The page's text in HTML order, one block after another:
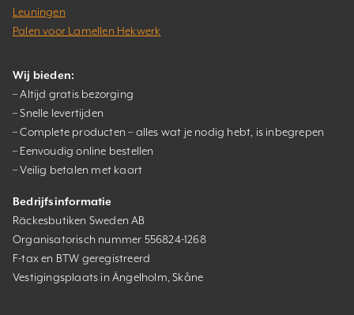
Leuningen
Palen voor Lamellen Hekwerk
Wij bieden:
– Altijd gratis bezorging
– Snelle levertijden
– Complete producten – alles wat je nodig hebt, is inbegrepen
– Eenvoudig online bestellen
– Veilig betalen met kaart
Bedrijfsinformatie
Räckesbutiken Sweden AB
Organisatorisch nummer 556824-1268
F-tax en BTW geregistreerd
Vestigingsplaats in Ängelholm, Skåne